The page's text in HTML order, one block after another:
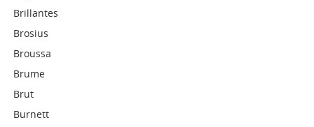
Brillantes
Brosius
Broussa
Brume
Brut
Burnett